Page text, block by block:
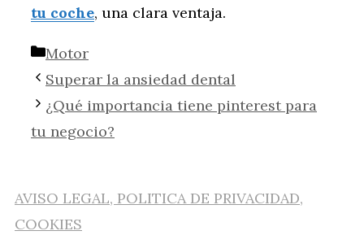
tu coche, una clara ventaja.
Categorías
Motor
Superar la ansiedad dental
¿Qué importancia tiene pinterest para
tu negocio?
AVISO LEGAL, POLITICA DE PRIVACIDAD,
COOKIES